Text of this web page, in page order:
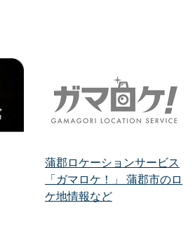
蒲郡ロケーションサービス
「ガマロケ！」 蒲郡市のロ
ケ地情報など